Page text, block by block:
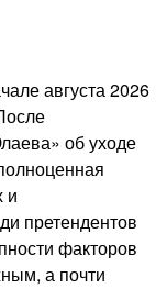
августа 2026
об уходе
и
претендентов
факторов
а почти